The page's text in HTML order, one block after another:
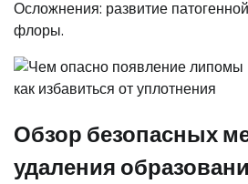
Осложнения: развитие
флоры.
Обзор безопасных
удаления